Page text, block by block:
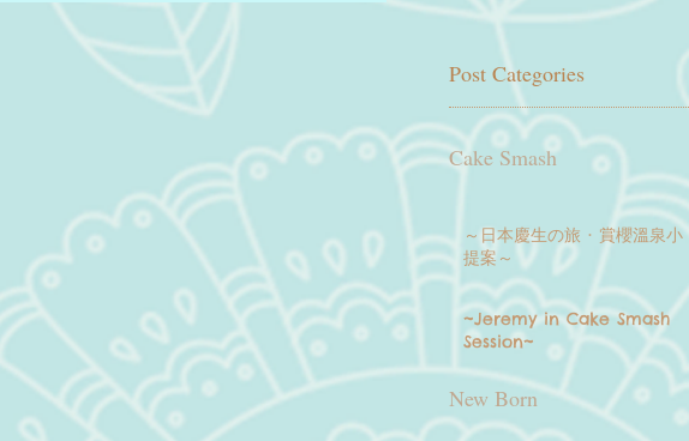
Post Categories
Cake Smash
～日本慶生の旅 · 賞櫻溫泉小
提案～
~Jeremy in Cake Smash
Session~
New Born